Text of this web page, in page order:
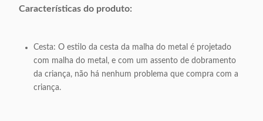
Características do produto:
Cesta: O estilo da cesta da malha do metal é projetado
com malha do metal, e com um assento de dobramento
da criança, não há nenhum problema que compra com a
criança.